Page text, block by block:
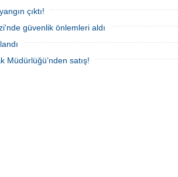
çıktı!
güvenlik önlemleri aldı
Müdürlüğü’nden satış!